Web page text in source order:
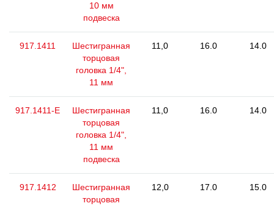
10 мм
подвеска
917.1411
Шестигранная
торцовая
головка 1/4",
11 мм
11,0 16.0 14.0
917.1411-E
Шестигранная
торцовая
головка 1/4",
11 мм
подвеска
11,0 16.0 14.0
917.1412
Шестигранная
торцовая
12,0 17.0 15.0